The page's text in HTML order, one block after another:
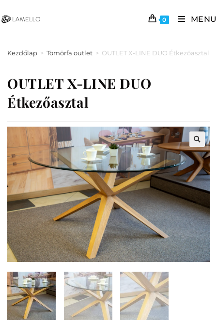
0 MENU
Kezdőlap > Tömörfa outlet > OUTLET X-LINE DUO Étkezőasztal
OUTLET X-LINE DUO
Étkezőasztal